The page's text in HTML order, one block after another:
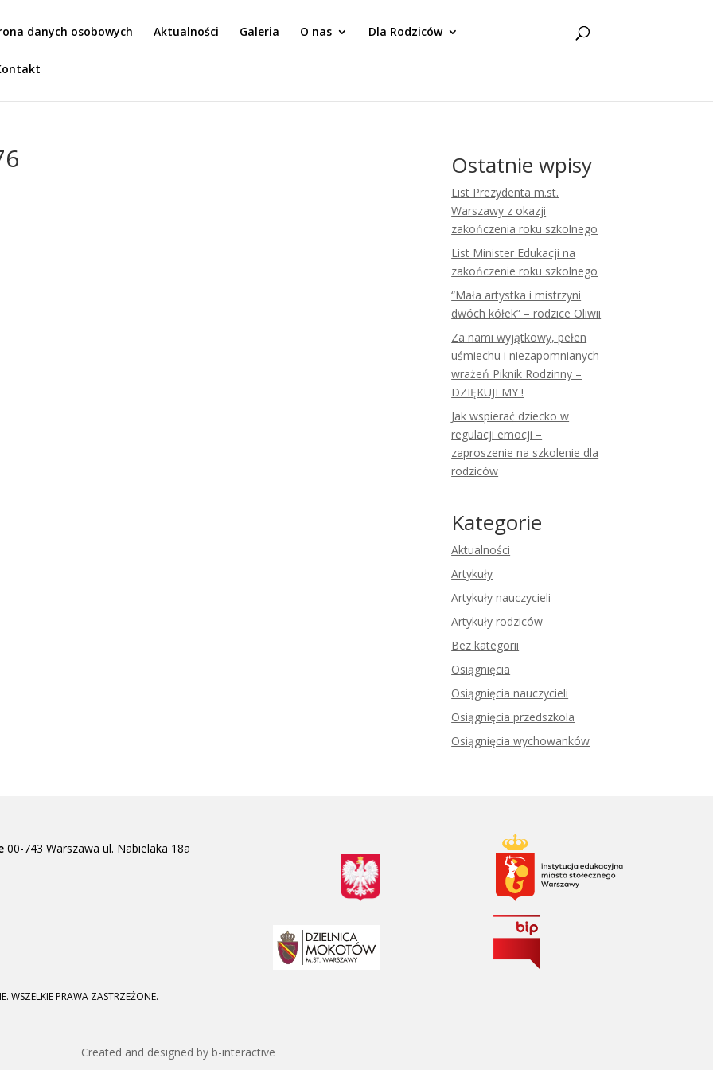
danych osobowych Aktualności Galeria O nas Dla Rodziców
Ostatnie wpisy
List Prezydenta m.st.
Warszawy z okazji
zakończenia roku szkolnego
List Minister Edukacji na
zakończenie roku szkolnego
“Mała artystka i mistrzyni
dwóch kółek” – rodzice Oliwii
Za nami wyjątkowy, pełen
uśmiechu i niezapomnianych
wrażeń Piknik Rodzinny –
DZIĘKUJEMY !
Jak wspierać dziecko w
regulacji emocji –
zaproszenie na szkolenie dla
rodziców
Kategorie
Aktualności
Artykuły
Artykuły nauczycieli
Artykuły rodziców
Bez kategorii
Osiągnięcia
Osiągnięcia nauczycieli
Osiągnięcia przedszkola
Osiągnięcia wychowanków
00-743 Warszawa ul. Nabielaka 18a
WSZELKIE PRAWA ZASTRZEŻONE.
Created and designed by b-interactive